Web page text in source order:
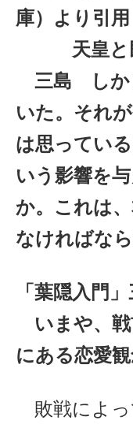
庫）より引用
天皇と民
三島 しか
いた。それ
は思ってい
いう影響を
か。これは
なければな
「葉隠入門
いまや、戦
にある恋愛
敗戦によっ